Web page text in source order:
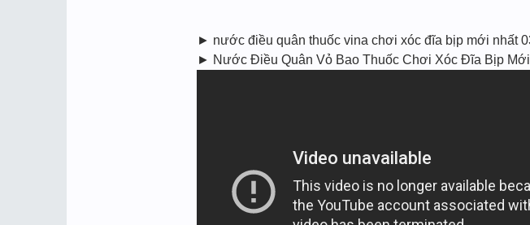
► nước điều quân thuốc vina chơi xóc đĩa bịp mới nhất
► Nước Điều Quân Vỏ Bao Thuốc Chơi Xóc Đĩa Bịp